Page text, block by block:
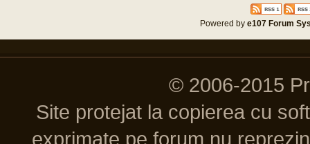
Powered bye107 Forum
© 2006-2015
Site protejat la copierea cu
exprimate pe forum nu